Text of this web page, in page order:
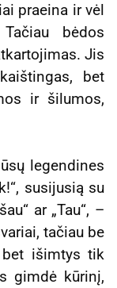
praeina ir vėl
bėdos
Jis
bet
ir šilumos,
legendines
susijusią su
ar „Tau“, –
tačiau be
bet išimtys tik
gimdė kūrinį,